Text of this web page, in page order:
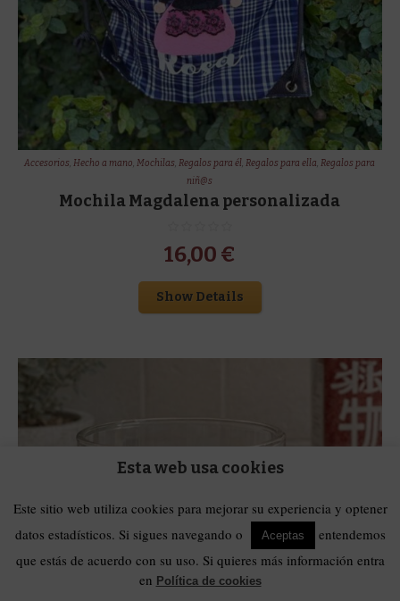
Accesorios,Hecho a mano,Mochilas,Regalos para él,Regalos para ella,Regalos para
niñ@s
Mochila Magdalena personalizada
16,00 €
Show Details
Esta web usa cookies
Este sitio web utiliza cookies para mejorar su experiencia y optener
datos estadísticos. Si sigues navegando o
Aceptas
entendemos
que estás de acuerdo con su uso. Si quieres más información entra
en Política de cookies